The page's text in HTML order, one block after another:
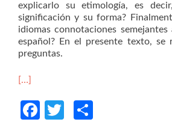
explicarlo su etimología, es
significación y su forma?
idiomas connotaciones
español? En el presente texto, se
preguntas.
[…]
Facebook
Twitter